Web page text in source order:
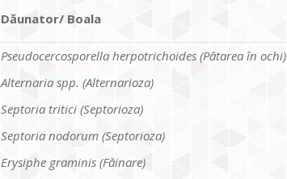
Dăunator/ Boala
Pseudocercosporella herpotrichoides (Pătarea în ochi)
Alternaria spp. (Alternarioza)
Septoria tritici (Septorioza)
Septoria nodorum (Septorioza)
Erysiphe graminis (Făinare)